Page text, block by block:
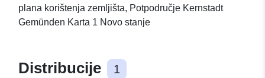
plana korištenja zemljišta, Potpodručje Kernstadt
Gemünden Karta 1 Novo stanje
Distribucije 1